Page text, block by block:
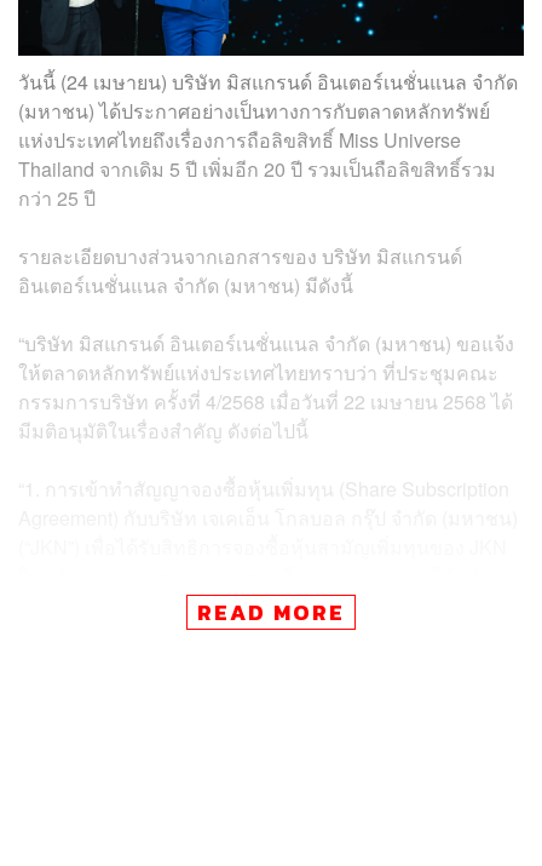
วันนี้ (24 เมษายน) บริษัท มิสแกรนด์ อินเตอร์เนชั่นแนล จำกัด
(มหาชน) ได้ประกาศอย่างเป็นทางการกับตลาดหลักทรัพย์
แห่งประเทศไทยถึงเรื่องการถือลิขสิทธิ์ Miss Universe
Thailand จากเดิม 5 ปี เพิ่มอีก 20 ปี รวมเป็นถือลิขสิทธิ์รวม
กว่า 25 ปี
รายละเอียดบางส่วนจากเอกสารของ บริษัท มิสแกรนด์
อินเตอร์เนชั่นแนล จำกัด (มหาชน) มีดังนี้
“บริษัท มิสแกรนด์ อินเตอร์เนชั่นแนล จำกัด (มหาชน) ขอแจ้ง
ให้ตลาดหลักทรัพย์แห่งประเทศไทยทราบว่า ที่ประชุมคณะ
กรรมการบริษัท ครั้งที่ 4/2568 เมื่อวันที่ 22 เมษายน 2568 ได้
มีมติอนุมัติในเรื่องสำคัญ ดังต่อไปนี้
“1. การเข้าทำสัญญาจองซื้อหุ้นเพิ่มทุน (Share Subscription
บุคคลในวงจำกัด (Private Placement) รวมถึงการเข้าทำ
สัญญาและเอกสารต่างๆ
READ MORE